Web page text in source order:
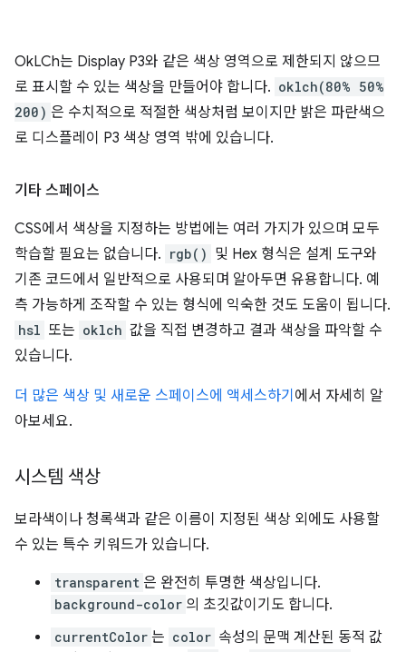
OkLCh는 Display P3와 같은 색상 영역으로 제한되지 않으므
로 표시할 수 있는 색상을 만들어야 합니다. oklch(80% 50%
200) 은 수치적으로 적절한 색상처럼 보이지만 밝은 파란색으
로 디스플레이 P3 색상 영역 밖에 있습니다.
기타 스페이스
CSS에서 색상을 지정하는 방법에는 여러 가지가 있으며 모두
학습할 필요는 없습니다. rgb() 및 Hex 형식은 설계 도구와
기존 코드에서 일반적으로 사용되며 알아두면 유용합니다. 예
측 가능하게 조작할 수 있는 형식에 익숙한 것도 도움이 됩니다.
hsl 또는 oklch 값을 직접 변경하고 결과 색상을 파악할 수
있습니다.
더 많은 색상 및 새로운 스페이스에 액세스하기 에서 자세히 알
아보세요.
시스템 색상
보라색이나 청록색과 같은 이름이 지정된 색상 외에도 사용할
수 있는 특수 키워드가 있습니다.
transparent 은 완전히 투명한 색상입니다.
background-color 의 초깃값이기도 합니다.
currentColor 는 color 속성의 문맥 계산된 동적 값